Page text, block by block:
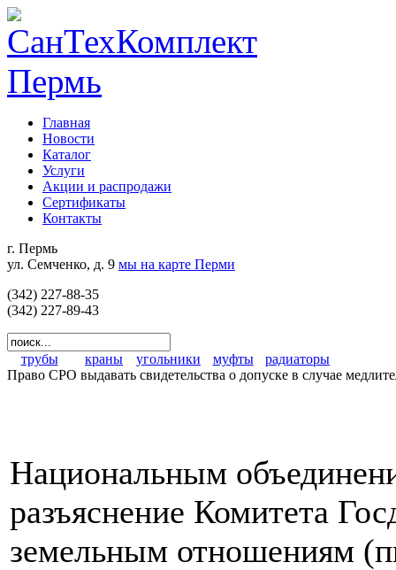
Главная
Новости
Каталог
Услуги
Акции и распродажи
Сертификаты
Контакты
г. Пермь
ул. Семченко, д. 9 мы на карте Перми
(342) 227-88-35
(342) 227-89-43
трубы краны угольники муфты
радиаторы
Право СРО выдавать свидетельства о допуске в случае
Национальным
разъяснение Комитета
земельным отношениям